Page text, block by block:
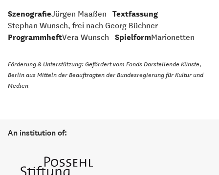
SzenografieJürgen Maaßen Textfassung
Stephan Wunsch, frei nach Georg Büchner
ProgrammheftVera Wunsch SpielformMarionetten
Förderung & Unterstützung: Gefördert vom Fonds Darstellende Künste,
Berlin aus Mitteln der Beauftragten der Bundesregierung für Kultur und
Medien
An institution of: